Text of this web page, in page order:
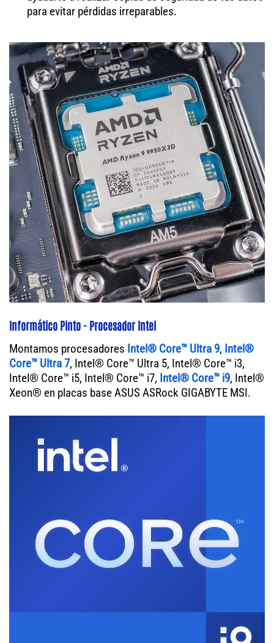
para evitar pérdidas irreparables.
Informático Pinto - Procesador Intel
Montamos procesadores Intel® Core™ Ultra 9, Intel®
Core™ Ultra 7, Intel® Core™ Ultra 5, Intel® Core™ i3,
Intel® Core™ i5, Intel® Core™ i7, Intel® Core™ i9, Intel®
Xeon® en placas base ASUS ASRock GIGABYTE MSI.